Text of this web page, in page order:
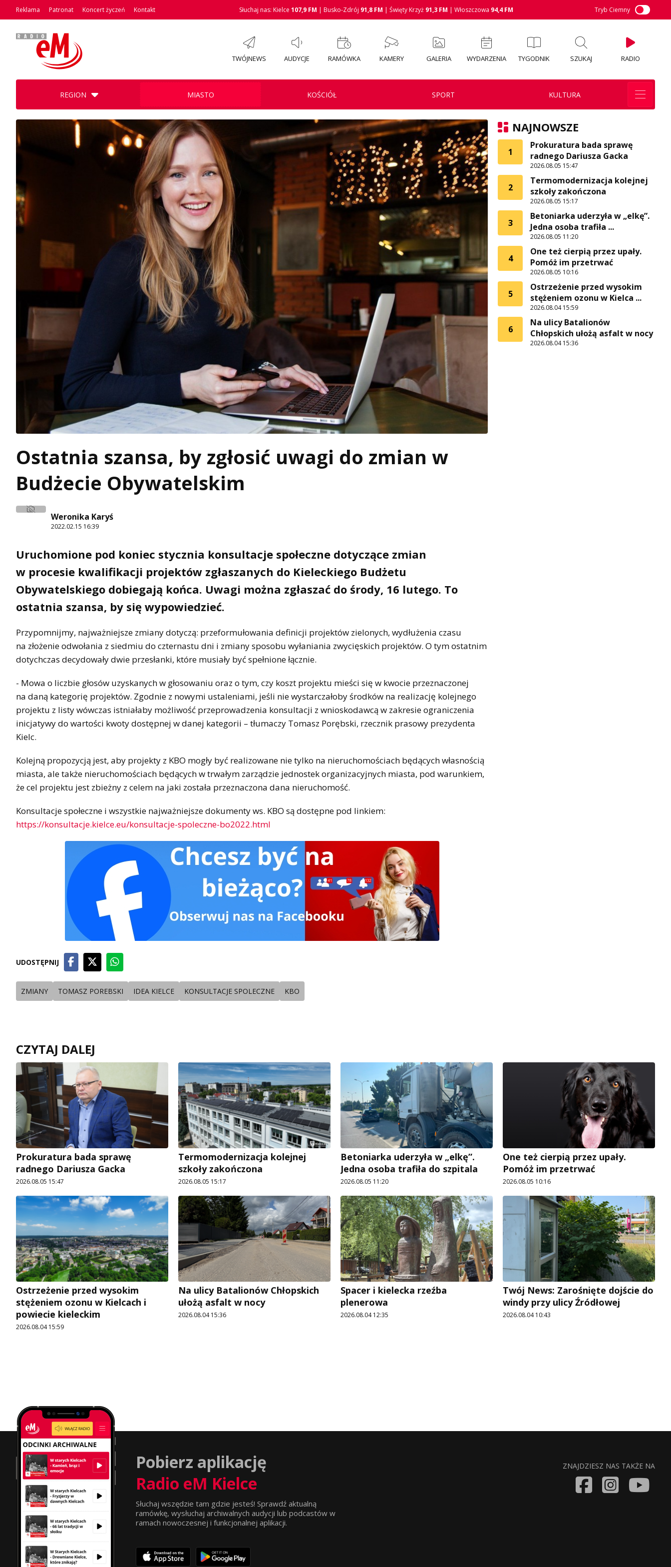
Reklama Patronat Koncert życzeń Kontakt Słuchaj nas: Kielce 107,9 FM | Busko-Zdrój 91,8 FM | Święty Krzyż 91,3 FM | Włoszczowa 94,4 FM Tryb Ciemny
TWÓJNEWS AUDYCJE RAMÓWKA KAMERY GALERIA WYDARZENIA TYGODNIK SZUKAJ RADIO
REGION MIASTO KOŚCIÓŁ SPORT KULTURA
Ostatnia szansa, by zgłosić uwagi do zmian w
Budżecie Obywatelskim
Weronika Karyś
2022.02.15 16:39
Uruchomione pod koniec stycznia konsultacje społeczne dotyczące zmian
w procesie kwalifikacji projektów zgłaszanych do Kieleckiego Budżetu
Obywatelskiego dobiegają końca. Uwagi można zgłaszać do środy, 16 lutego. To
ostatnia szansa, by się wypowiedzieć.
Przypomnijmy, najważniejsze zmiany dotyczą: przeformułowania definicji projektów zielonych, wydłużenia czasu
na złożenie odwołania z siedmiu do czternastu dni i zmiany sposobu wyłaniania zwycięskich projektów. O tym ostatnim
dotychczas decydowały dwie przesłanki, które musiały być spełnione łącznie.
- Mowa o liczbie głosów uzyskanych w głosowaniu oraz o tym, czy koszt projektu mieści się w kwocie przeznaczonej
na daną kategorię projektów. Zgodnie z nowymi ustaleniami, jeśli nie wystarczałoby środków na realizację kolejnego
projektu z listy wówczas istniałaby możliwość przeprowadzenia konsultacji z wnioskodawcą w zakresie ograniczenia
inicjatywy do wartości kwoty dostępnej w danej kategorii – tłumaczy Tomasz Porębski, rzecznik prasowy prezydenta
Kielc.
Kolejną propozycją jest, aby projekty z KBO mogły być realizowane nie tylko na nieruchomościach będących własnością
miasta, ale także nieruchomościach będących w trwałym zarządzie jednostek organizacyjnych miasta, pod warunkiem,
że cel projektu jest zbieżny z celem na jaki została przeznaczona dana nieruchomość.
Konsultacje społeczne i wszystkie najważniejsze dokumenty ws. KBO są dostępne pod linkiem:
https://konsultacje.kielce.eu/konsultacje-spoleczne-bo2022.html
UDOSTĘPNIJ
ZMIANY TOMASZ POREBSKI IDEA KIELCE KONSULTACJE SPOLECZNE KBO
NAJNOWSZE
1
Prokuratura bada sprawę
radnego Dariusza Gacka
2026.08.05 15:47
2
Termomodernizacja kolejnej
szkoły zakończona
2026.08.05 15:17
3
Betoniarka uderzyła w „elkę”.
Jedna osoba trafiła ...
2026.08.05 11:20
4
One też cierpią przez upały.
Pomóż im przetrwać
2026.08.05 10:16
5
Ostrzeżenie przed wysokim
stężeniem ozonu w Kielca ...
2026.08.04 15:59
6
Na ulicy Batalionów
Chłopskich ułożą asfalt w nocy
2026.08.04 15:36
CZYTAJ DALEJ
Prokuratura bada sprawę
radnego Dariusza Gacka
2026.08.05 15:47
Termomodernizacja kolejnej
szkoły zakończona
2026.08.05 15:17
Betoniarka uderzyła w „elkę”.
Jedna osoba trafiła do szpitala
2026.08.05 11:20
One też cierpią przez upały.
Pomóż im przetrwać
2026.08.05 10:16
Ostrzeżenie przed wysokim
stężeniem ozonu w Kielcach i
powiecie kieleckim
2026.08.04 15:59
Na ulicy Batalionów Chłopskich
ułożą asfalt w nocy
2026.08.04 15:36
Spacer i kielecka rzeźba
plenerowa
2026.08.04 12:35
Twój News: Zarośnięte dojście do
windy przy ulicy Źródłowej
2026.08.04 10:43
Pobierz aplikację
Radio eM Kielce
Słuchaj wszędzie tam gdzie jesteś! Sprawdź aktualną
ramówkę, wysłuchaj archiwalnych audycji lub podcastów w
ramach nowoczesnej i funkcjonalnej aplikacji.
ZNAJDZIESZ NAS TAKŻE NA